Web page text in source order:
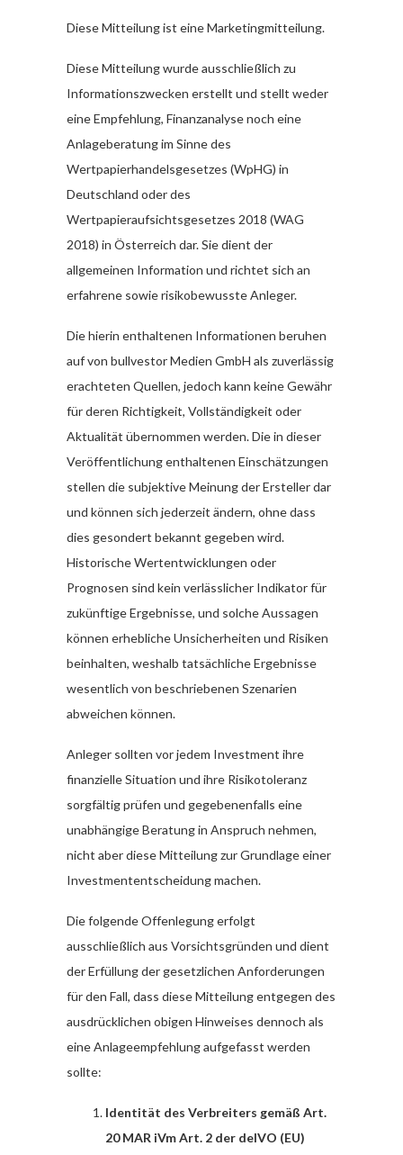
Diese Mitteilung ist eine Marketingmitteilung.
Diese Mitteilung wurde ausschließlich zu
Informationszwecken erstellt und stellt weder
eine Empfehlung, Finanzanalyse noch eine
Anlageberatung im Sinne des
Wertpapierhandelsgesetzes (WpHG) in
Deutschland oder des
Wertpapieraufsichtsgesetzes 2018 (WAG
2018) in Österreich dar. Sie dient der
allgemeinen Information und richtet sich an
erfahrene sowie risikobewusste Anleger.
Die hierin enthaltenen Informationen beruhen
auf von bullvestor Medien GmbH als zuverlässig
erachteten Quellen, jedoch kann keine Gewähr
für deren Richtigkeit, Vollständigkeit oder
Aktualität übernommen werden. Die in dieser
Veröffentlichung enthaltenen Einschätzungen
stellen die subjektive Meinung der Ersteller dar
und können sich jederzeit ändern, ohne dass
dies gesondert bekannt gegeben wird.
Historische Wertentwicklungen oder
Prognosen sind kein verlässlicher Indikator für
zukünftige Ergebnisse, und solche Aussagen
können erhebliche Unsicherheiten und Risiken
beinhalten, weshalb tatsächliche Ergebnisse
wesentlich von beschriebenen Szenarien
abweichen können.
Anleger sollten vor jedem Investment ihre
finanzielle Situation und ihre Risikotoleranz
sorgfältig prüfen und gegebenenfalls eine
unabhängige Beratung in Anspruch nehmen,
nicht aber diese Mitteilung zur Grundlage einer
Investmententscheidung machen.
Die folgende Offenlegung erfolgt
ausschließlich aus Vorsichtsgründen und dient
der Erfüllung der gesetzlichen Anforderungen
für den Fall, dass diese Mitteilung entgegen des
ausdrücklichen obigen Hinweises dennoch als
eine Anlageempfehlung aufgefasst werden
sollte:
Identität des Verbreiters gemäß Art.
20 MAR iVm Art. 2 der delVO (EU)